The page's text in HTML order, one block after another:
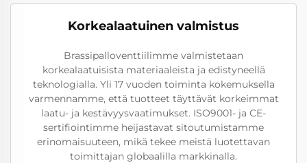
Korkealaatuinen valmistus
Brassipalloventtiilimme valmistetaan
korkealaatuisista materiaaleista ja edistyneellä
teknologialla. Yli 17 vuoden toiminta kokemuksella
varmennamme, että tuotteet täyttävät korkeimmat
laatu- ja kestävyysvaatimukset. ISO9001- ja CE-
sertifiointimme heijastavat sitoutumistamme
erinomaisuuteen, mikä tekee meistä luotettavan
toimittajan globaalilla markkinalla.